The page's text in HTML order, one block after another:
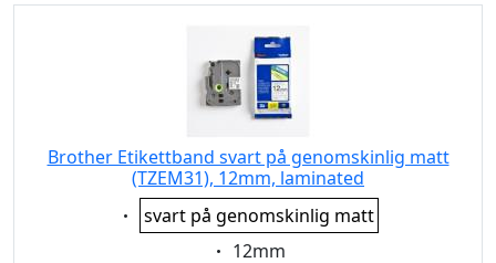
Brother Etikettband svart på genomskinlig matt
(TZEM31), 12mm, laminated
Eigenschaft:
svart på genomskinlig matt
Eigenschaft:
12mm